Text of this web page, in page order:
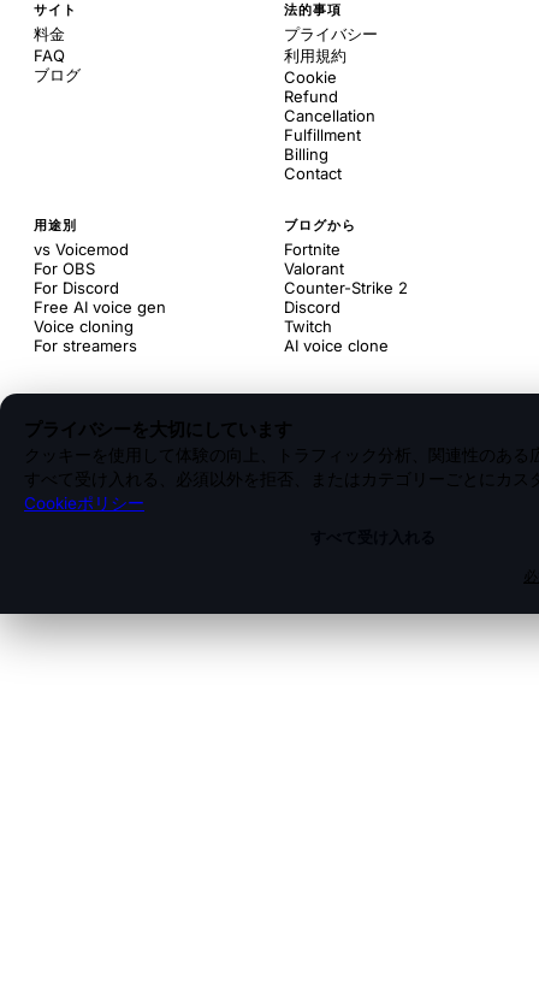
サイト
料金
FAQ
ブログ
法的事項
プライバシー
利用規約
Cookie
Refund
Cancellation
Fulfillment
Billing
Contact
用途別
vs Voicemod
For OBS
For Discord
Free AI voice gen
Voice cloning
For streamers
ブログから
Fortnite
Valorant
Counter-Strike 2
Discord
Twitch
AI voice clone
プライバシーを大切にしています
クッキーを使用して体験の向上、トラフィック分析、関連性のある
すべて受け入れる、必須以外を拒否、またはカテゴリーごとにカス
Cookieポリシー